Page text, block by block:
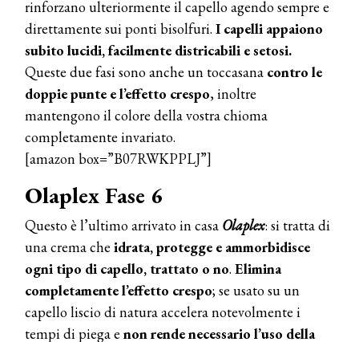
rinforzano ulteriormente il capello agendo sempre e
direttamente sui ponti bisolfuri. I capelli appaiono
subito lucidi, facilmente districabili e setosi.
Queste due fasi sono anche un toccasana contro le
doppie punte e l’effetto crespo, inoltre
mantengono il colore della vostra chioma
completamente invariato.
[amazon box=”B07RWKPPLJ”]
Olaplex Fase 6
Questo è l’ultimo arrivato in casa Olaplex: si tratta di
una crema che idrata, protegge e ammorbidisce
ogni tipo di capello, trattato o no. Elimina
completamente l’effetto crespo; se usato su un
capello liscio di natura accelera notevolmente i
tempi di piega e non rende necessario l’uso della
COSMOPROF WORLDWIDE BOLOGNA
Cosmprof Worldwide Bologna
presenta THE BEAUTY &
WELLNESS CONGRESS 2022: I
TEMI
DYSON
pervinca e rosé per Natale
Continua la carrellata di look firmati
Cotril alla Festa del Cinema di Roma
TONI&GUY
A Natale regala una doppia